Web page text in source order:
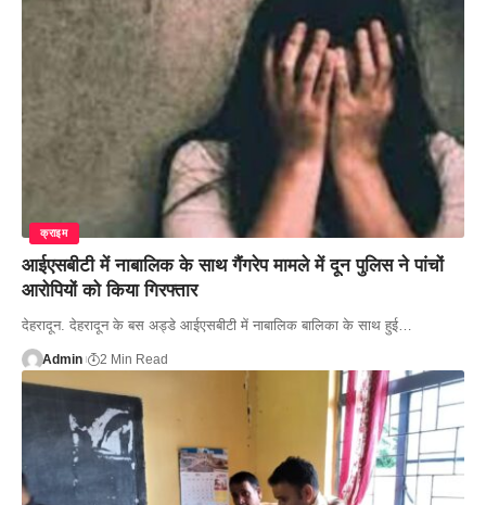
क्राइम
आईएसबीटी में नाबालिक के साथ गैंगरेप मामले में दून पुलिस ने पांचों
आरोपियों को किया गिरफ्तार
देहरादून. देहरादून के बस अड्डे आईएसबीटी में नाबालिक बालिका के साथ हुई…
Admin 2 Min Read